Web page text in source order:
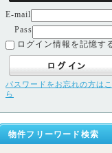
E-mail
Pass
ログイン情報を記憶す
パスワードをお忘れの方は
ら
物件フリーワード検索